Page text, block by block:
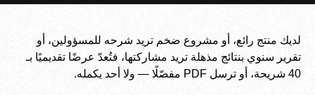
لديك منتج رائع، أو مشروع ضخم تريد شرحه للمسؤولين، أو
تقرير سنوي بنتائج مذهلة تريد مشاركتها، فتُعدّ عرضًا تقديميًا بـ
40 شريحة، أو ترسل PDF مفصّلًا — ولا أحد يكمله.